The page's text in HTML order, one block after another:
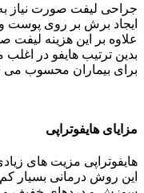
ایجاد برش بر روی پوست
علاوه بر این هزینه لیفت
بدین ترتیب هایفو در
برای بیماران محسوب می
مزایای هایفوتراپی
هایفوتراپی مزیت های
این روش درمانی بسیار